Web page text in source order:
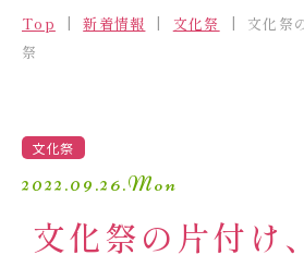
学校紹介
学園生活
進路・進学
入試情報
Top 新着情報 文化祭
文化祭
祭
文化祭
2022.09.26.Mon
文化祭の片付け